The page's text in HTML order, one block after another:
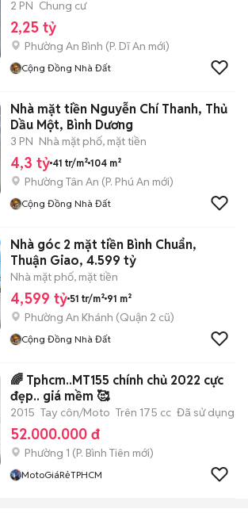
2 PN Chung cư
2,25 tỷ
Phường An Bình (P. Dĩ An mới)
Cộng Đồng Nhà Đất
Nhà mặt tiền Nguyễn Chí Thanh, Thủ
Dầu Một, Bình Dương
3 PN Nhà mặt phố, mặt tiền
4,3 tỷ 41 tr/m² 104 m²
Phường Tân An (P. Phú An mới)
Cộng Đồng Nhà Đất
Nhà góc 2 mặt tiền Bình Chuẩn,
Thuận Giao, 4.599 tỷ
Nhà mặt phố, mặt tiền
4,599 tỷ 51 tr/m² 91 m²
Phường An Khánh (Quận 2 cũ)
Cộng Đồng Nhà Đất
🌈 Tphcm..MT155 chính chủ 2022 cực
đẹp.. giá mềm 🥰
2015 Tay côn/Moto Trên 175 cc Đã sử dụng
52.000.000 đ
Phường 1 (P. Bình Tiên mới)
MotoGiáRẻTPHCM